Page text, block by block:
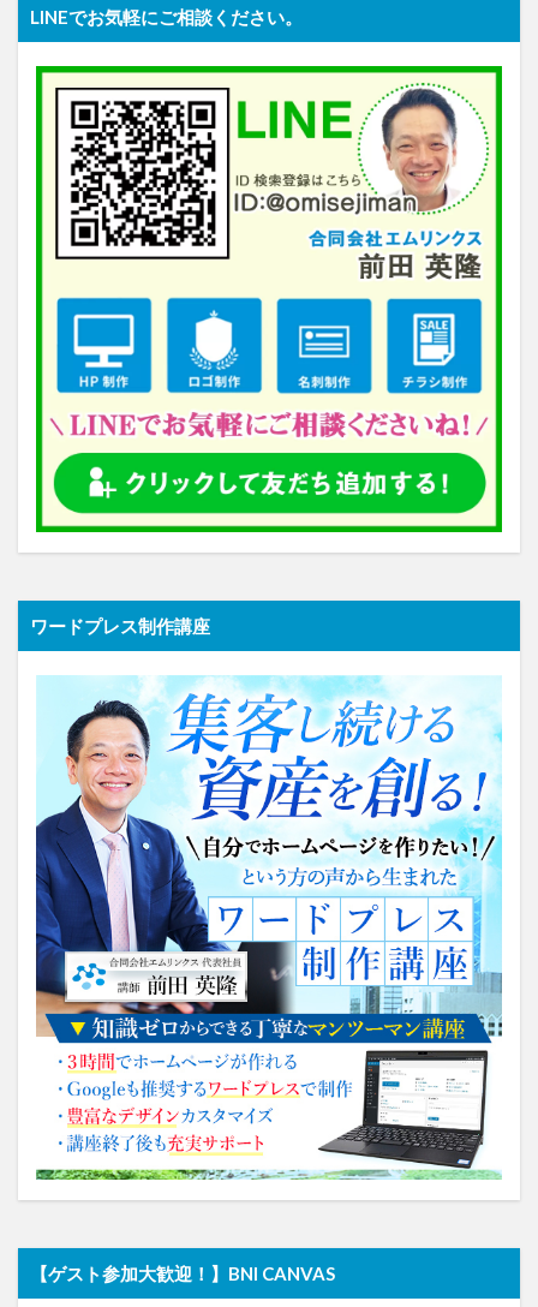
LINEでお気軽にご相談ください。
ワードプレス制作講座
【ゲスト参加大歓迎！】BNI CANVAS